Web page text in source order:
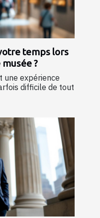
temps lors
?
une expérience
difficile de tout